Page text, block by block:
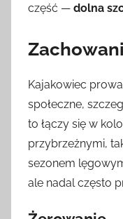
część — dolna
Kajakowiec
społeczne,
to łączy się w
przybrzeżnymi,
sezonem
ale nadal często